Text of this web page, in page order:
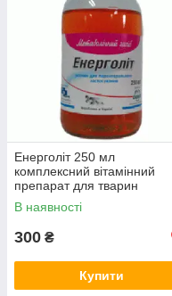
Енерголіт 250 мл
комплексний вітамінний
препарат для тварин
В наявності
300 ₴
Купити